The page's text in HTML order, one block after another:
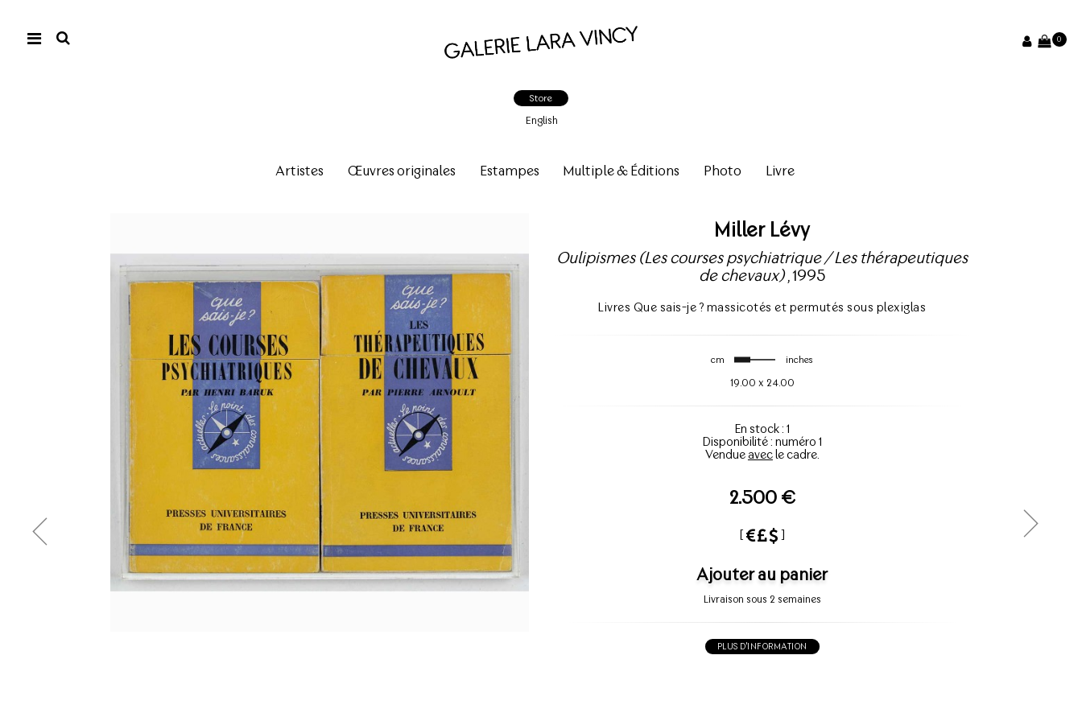
0
Store
English
Artistes Œuvres originales Estampes Multiple & Éditions Photo Livre
Miller Lévy
Oulipismes (Les courses psychiatrique / Les thérapeutiques
de chevaux), 1995
Livres Que sais-je ? massicotés et permutés sous plexiglas
cm inches
19.00 x 24.00
En stock : 1
Disponibilité : numéro 1
Vendueavecle cadre.
2.500 €
[ ]
Ajouter au panier
Livraison sous 2 semaines
PLUS D'INFORMATION